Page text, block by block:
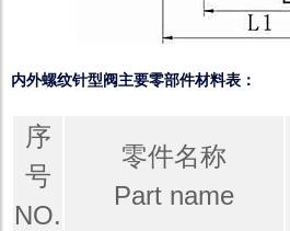
内外螺纹针型阀主要零部件材料表：
序
号
NO.
零件名称
Part name